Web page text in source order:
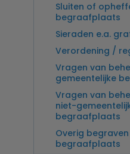
Sluiten of
begraafplaats
Sieraden e.a.
Verordening /
Vragen van
gemeentelijke
Vragen van
niet-
begraafplaats
Overig
begraafplaats